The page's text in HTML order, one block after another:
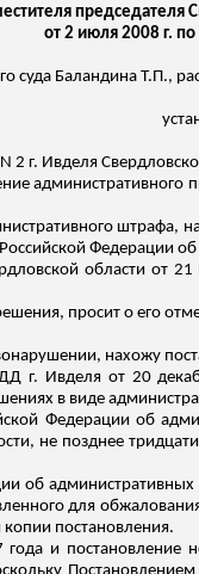
председателя
от 2 июля 2008 г.
суда Баландина Т.П.,
2 г. Ивделя
Федерации
области от
просит о его
нахожу
г. Ивделя от 20
в виде
Федерации об
не позднее
об
для
копии постановления.
и